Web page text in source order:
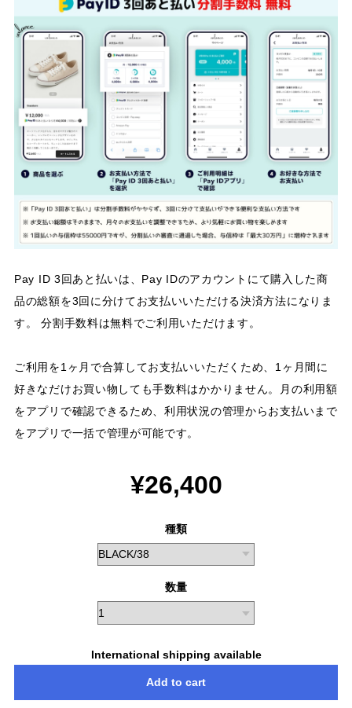
Pay ID 3回あと払いは、Pay IDのアカウントにて購入した商
品の総額を3回に分けてお支払いいただける決済方法になりま
す。 分割手数料は無料でご利用いただけます。
ご利用を1ヶ月で合算してお支払いいただくため、1ヶ月間に
好きなだけお買い物しても手数料はかかりません。月の利用額
をアプリで確認できるため、利用状況の管理からお支払いまで
をアプリで一括で管理が可能です。
¥26,400
種類
数量
International shipping available
Add to cart